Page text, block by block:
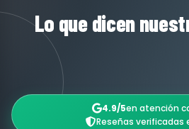
Lo que dicen
4.9/5en atención
Reseñas verificadas